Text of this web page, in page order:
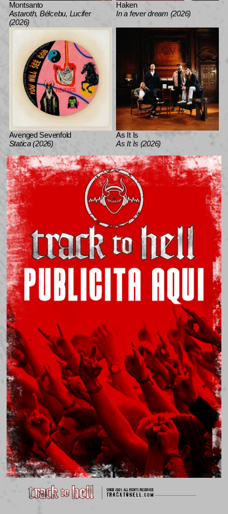
Montsanto
Astaroth, Bélcebu, Lucifer
(2026)
Haken
In a fever dream (2026)
Avenged Sevenfold
Statica (2026)
As It Is
As It Is (2026)